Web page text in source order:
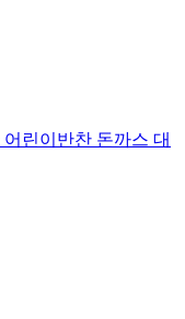
린이반찬 돈까스 대